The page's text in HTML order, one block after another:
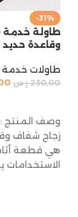
-31%
طاولة
وقاعدة
طاولات خدمة
230,00 ر.س
وصف المنتج
زجاج شفاف
هي قطعة
الاستخدامات